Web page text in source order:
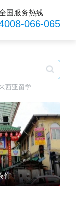
国服务热线
066-065
西亚留学
件